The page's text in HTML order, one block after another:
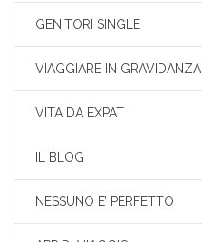
GENITORI SINGLE
VIAGGIARE IN GRAVIDANZA
VITA DA EXPAT
IL BLOG
NESSUNO E’ PERFETTO